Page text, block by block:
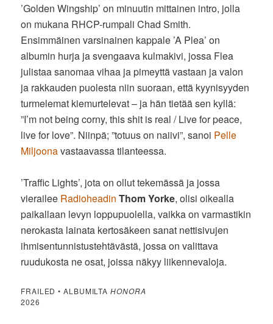
’Golden Wingship’ on minuutin mittainen intro, jolla
on mukana RHCP-rumpali Chad Smith.
Ensimmäinen varsinainen kappale ’A Plea’ on
albumin hurja ja svengaava kulmakivi, jossa Flea
julistaa sanomaa vihaa ja pimeyttä vastaan ja valon
ja rakkauden puolesta niin suoraan, että kyynisyyden
turmelemat kiemurtelevat – ja hän tietää sen kyllä:
”I’m not being corny, this shit is real / Live for peace,
live for love”. Niinpä; ”totuus on naiivi”, sanoi Pelle
Miljoonavastaavassa tilanteessa.
’Traffic Lights’, jota on ollut tekemässä ja jossa
vierailee Radioheadin Thom Yorke, olisi oikealla
paikallaan levyn loppupuolella, vaikka on varmastikin
nerokasta lainata kertosäkeen sanat nettisivujen
ihmisentunnistustehtävästä, jossa on valittava
ruudukosta ne osat, joissa näkyy liikennevaloja.
FRAILED • ALBUMILTAHONORA
2026